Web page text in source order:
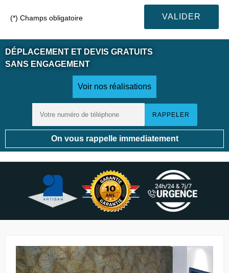
(*) Champs obligatoire
DÉPLACEMENT ET DEVIS GRATUITS
SANS ENGAGEMENT
Voir nos réalisations
On vous rappelle immediatement